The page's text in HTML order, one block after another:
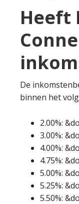
Heeft
De
binnen het
2.00%:
3.00%:
4.00%:
4.75%:
5.00%:
5.25%:
5.50%: